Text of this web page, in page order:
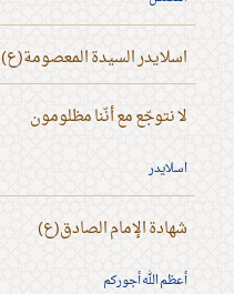
اسلايدر السيدة المعصومة(ع)
لا نتوجّع مع أنّنا مظلومون
اسلايدر
شهادة الإمام الصادق(ع)
أعظم الله أجوركم